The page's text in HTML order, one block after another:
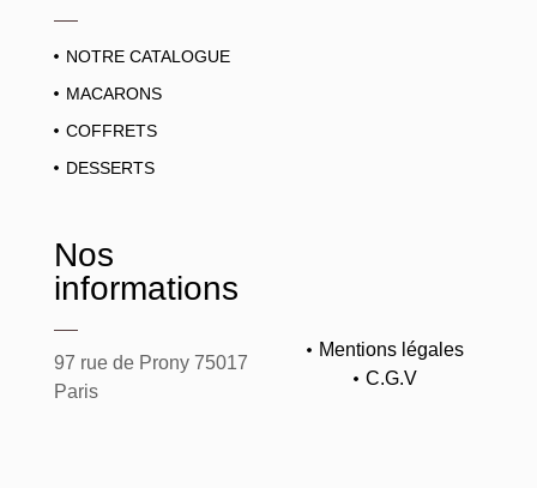
NOTRE CATALOGUE
MACARONS
COFFRETS
DESSERTS
Nos
informations
97 rue de Prony 75017
Paris
Mentions légales
C.G.V